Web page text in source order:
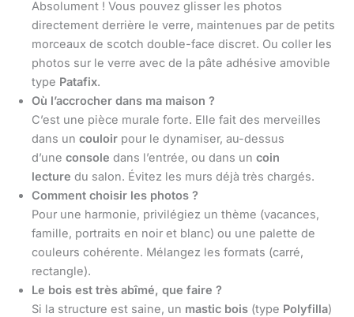
Absolument ! Vous pouvez glisser les photos
directement derrière le verre, maintenues par de petits
morceaux de scotch double-face discret. Ou coller les
photos sur le verre avec de la pâte adhésive amovible
type Patafix.
Où l’accrocher dans ma maison ?
C’est une pièce murale forte. Elle fait des merveilles
dans un couloir pour le dynamiser, au-dessus
d’une console dans l’entrée, ou dans un coin
lecture du salon. Évitez les murs déjà très chargés.
Comment choisir les photos ?
Pour une harmonie, privilégiez un thème (vacances,
famille, portraits en noir et blanc) ou une palette de
couleurs cohérente. Mélangez les formats (carré,
rectangle).
Le bois est très abîmé, que faire ?
Si la structure est saine, un mastic bois (type Polyfilla)